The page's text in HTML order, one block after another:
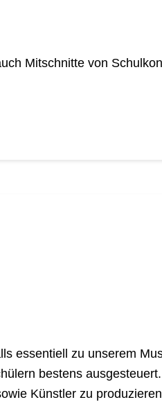
Mitschnitte von
essentiell zu unserem
bestens
Künstler zu